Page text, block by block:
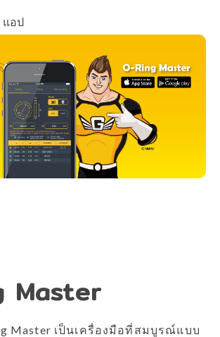
แอป
Master
Master เป็นเครื่องมือที่สมบูรณ์แบบ